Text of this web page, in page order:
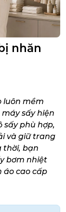
nhăn
luôn mềm
sấy hiện
sấy phù hợp,
và giữ trang
thời, bạn
bơm nhiệt
áo cao cấp
sau khi sấy